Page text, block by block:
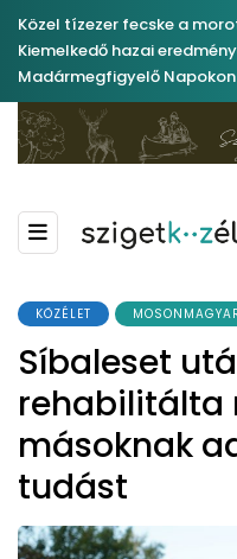
Közel tízezer fecske a
Kiemelkedő hazai
Madármegfigyelő Napokon
KÖZÉLET
Síbaleset
rehabilitálta
másoknak
tudást